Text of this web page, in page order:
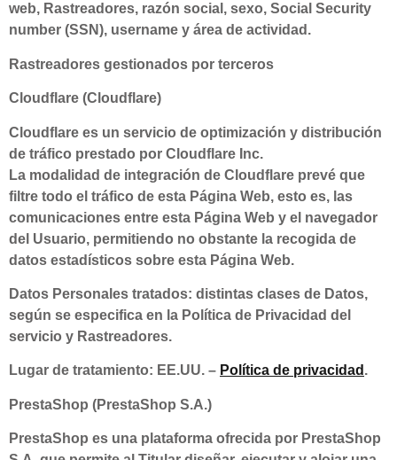
web, Rastreadores, razón social, sexo, Social Security
number (SSN), username y área de actividad.
Rastreadores gestionados por terceros
Cloudflare (Cloudflare)
Cloudflare es un servicio de optimización y distribución
de tráfico prestado por Cloudflare Inc.
La modalidad de integración de Cloudflare prevé que
filtre todo el tráfico de esta Página Web, esto es, las
comunicaciones entre esta Página Web y el navegador
del Usuario, permitiendo no obstante la recogida de
datos estadísticos sobre esta Página Web.
Datos Personales tratados: distintas clases de Datos,
según se especifica en la Política de Privacidad del
servicio y Rastreadores.
Lugar de tratamiento: EE.UU. – Política de privacidad .
PrestaShop (PrestaShop S.A.)
PrestaShop es una plataforma ofrecida por PrestaShop